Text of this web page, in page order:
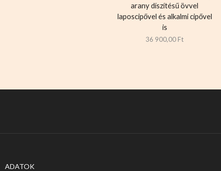
arany díszítésű övvel
laposcipővel és alkalmi cipővel
is
36 900,00 Ft
ADATOK